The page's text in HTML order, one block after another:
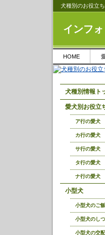
犬種別のお役立ち
インフ
HOME
犬種別情報ト
愛犬別お役立
ア行の愛犬
カ行の愛犬
サ行の愛犬
タ行の愛犬
ナ行の愛犬
小型犬
小型犬のご飯
小型犬のし
小型犬の交